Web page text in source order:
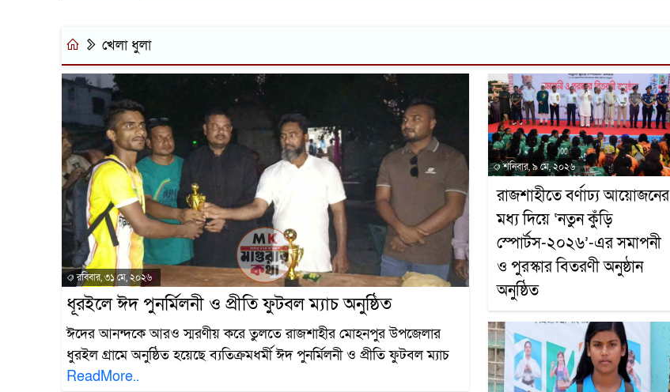
খেলা ধুলা
রবিবার, ৩১ মে, ২০২৬
ধূরইলে ঈদ পুনর্মিলনী ও প্রীতি ফুটবল ম্যাচ অনুষ্ঠিত
ঈদের আনন্দকে আরও স্মরণীয় করে তুলতে রাজশাহীর মোহনপুর উপজেলার
ধুরইল গ্রামে অনুষ্ঠিত হয়েছে ব্যতিক্রমধর্মী ঈদ পুনর্মিলনী ও প্রীতি ফুটবল ম্যাচ
ReadMore..
শনিবার, ৯ মে, ২০২৬
রাজশাহীতে বর্ণাঢ্য আয়োজনের
মধ্য দিয়ে ‘নতুন কুঁড়ি
স্পোর্টস-২০২৬’-এর সমাপনী
ও পুরস্কার বিতরণী অনুষ্ঠান
অনুষ্ঠিত